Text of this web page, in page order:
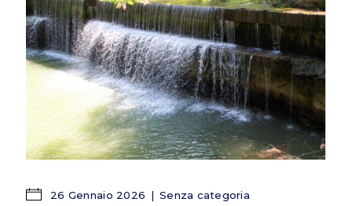
26 Gennaio 2026 Senza categoria